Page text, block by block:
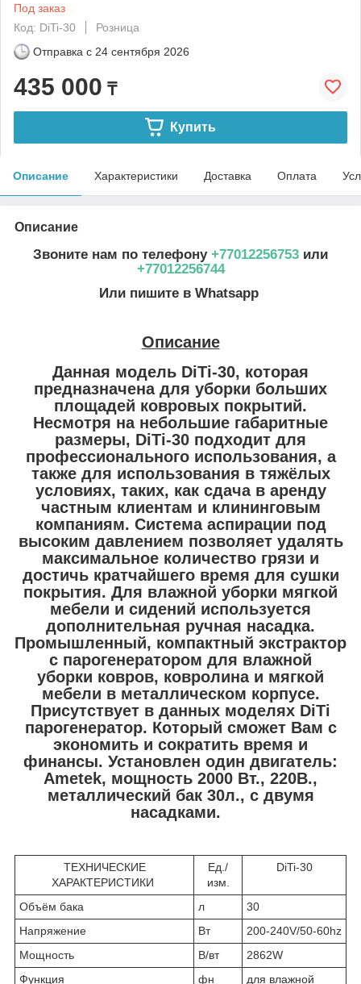
Под заказ
Код: DiTi-30
Розница
Отправка с 24 сентября 2026
435 000 ₸
Купить
Описание Характеристики Доставка Оплата
Описание
Звоните нам по телефону +77012256753 или
+77012256744
Или пишите в Whatsapp
Описание
Данная модель DiTi-30, которая
предназначена для уборки больших
площадей ковровых покрытий.
Несмотря на небольшие габаритные
размеры, DiTi-30 подходит для
профессионального использования, а
также для использования в тяжёлых
условиях, таких, как сдача в аренду
частным клиентам и клининговым
компаниям. Система аспирации под
высоким давлением позволяет удалять
максимальное количество грязи и
достичь кратчайшего время для сушки
покрытия. Для влажной уборки мягкой
мебели и сидений используется
дополнительная ручная насадка.
Промышленный, компактный экстрактор
с парогенератором для влажной
уборки ковров, ковролина и мягкой
мебели в металлическом корпусе.
Присутствует в данных моделях DiTi
парогенератор. Который сможет Вам с
экономить и сократить время и
финансы. Установлен один двигатель:
Ametek, мощность 2000 Вт., 220В.,
металлический бак 30л., с двумя
насадками.
ТЕХНИЧЕСКИЕ
ХАРАКТЕРИСТИКИ
Ед./
изм.
DiTi-30
Объём бака л
30
Напряжение
Вт
200-240V/50-60hz
Мощность
В/вт
2862W
Функция
фн для влажной